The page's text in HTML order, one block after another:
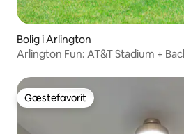
Bolig i Arlington
Arlington Fun: AT&T Stadium +
Gæstefavorit
Gæstefavorit